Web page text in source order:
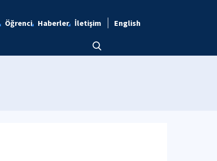
Öğrenci Haberler İletişim English